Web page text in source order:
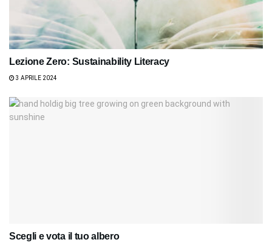
Lezione Zero: Sustainability Literacy
3 APRILE 2024
Scegli e vota il tuo albero